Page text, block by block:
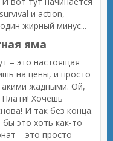
и action,
жирный минус...
яма
– это настоящая
на цены, и просто
жадными. Ой,
Хочешь
И так без конца.
это хоть как-то
– это просто